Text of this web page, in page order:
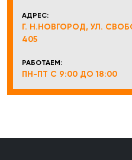
АДРЕС:
Г. Н.НОВГОРОД, УЛ.
405
РАБОТАЕМ:
ПН-ПТ С 9:00 ДО 18:00